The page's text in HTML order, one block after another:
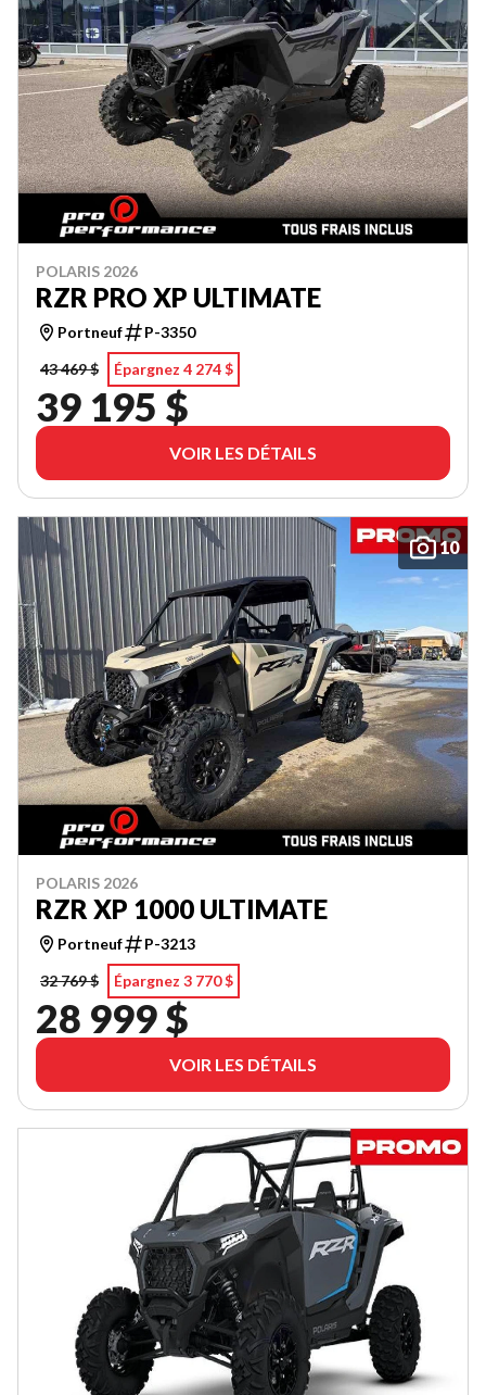
POLARIS 2026
RZR PRO XP ULTIMATE
Portneuf
P-3350
43 469 $
Épargnez 4 274 $
39 195 $
VOIR LES DÉTAILS
10
POLARIS 2026
RZR XP 1000 ULTIMATE
Portneuf
P-3213
32 769 $
Épargnez 3 770 $
28 999 $
VOIR LES DÉTAILS